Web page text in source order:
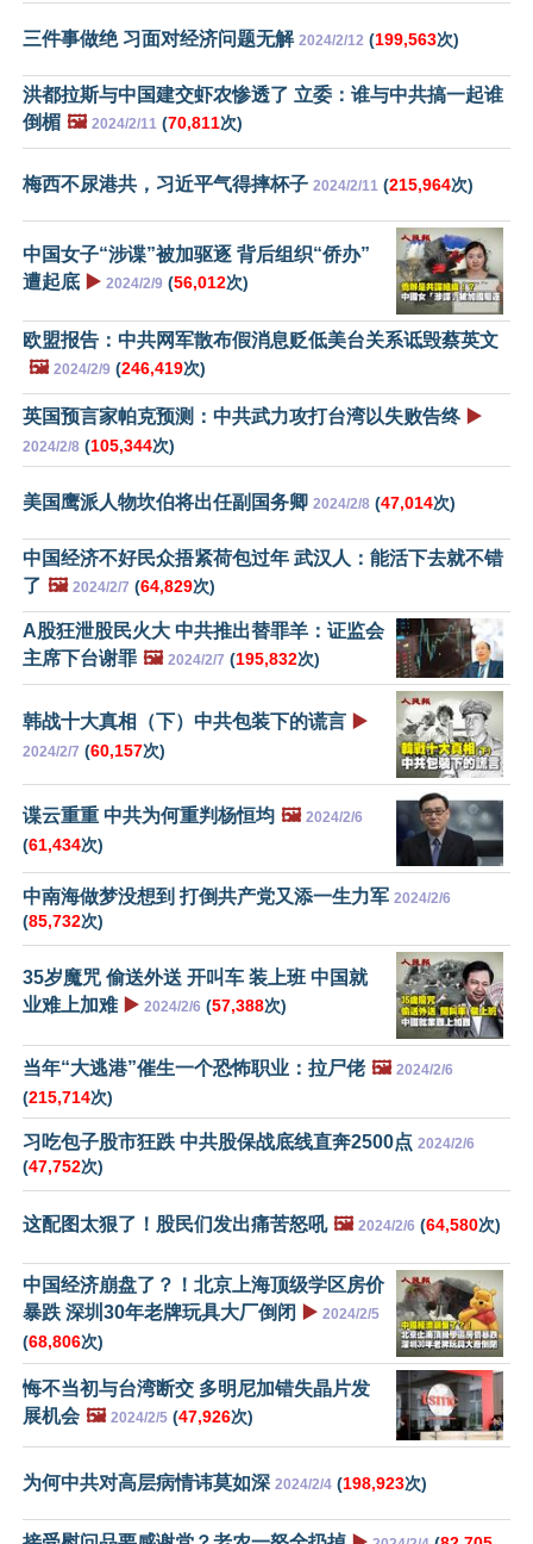
三件事做绝 习面对经济问题无解 2024/2/12 (199,563次)
洪都拉斯与中国建交虾农惨透了 立委：谁与中共搞一起谁
倒楣 🖼️ 2024/2/11 (70,811次)
梅西不尿港共，习近平气得摔杯子 2024/2/11 (215,964次)
中国女子“涉谍”被加驱逐 背后组织“侨办”
遭起底 ▶️ 2024/2/9 (56,012次)
欧盟报告：中共网军散布假消息贬低美台关系诋毁蔡英文
🖼️ 2024/2/9 (246,419次)
英国预言家帕克预测：中共武力攻打台湾以失败告终 ▶️
2024/2/8 (105,344次)
美国鹰派人物坎伯将出任副国务卿 2024/2/8 (47,014次)
中国经济不好民众捂紧荷包过年 武汉人：能活下去就不错
了 🖼️ 2024/2/7 (64,829次)
A股狂泄股民火大 中共推出替罪羊：证监会
主席下台谢罪 🖼️ 2024/2/7 (195,832次)
韩战十大真相（下）中共包装下的谎言 ▶️
2024/2/7 (60,157次)
谍云重重 中共为何重判杨恒均 🖼️ 2024/2/6
(61,434次)
中南海做梦没想到 打倒共产党又添一生力军 2024/2/6
(85,732次)
35岁魔咒 偷送外送 开叫车 装上班 中国就
业难上加难 ▶️ 2024/2/6 (57,388次)
当年“大逃港”催生一个恐怖职业：拉尸佬 🖼️ 2024/2/6
(215,714次)
习吃包子股市狂跌 中共股保战底线直奔2500点 2024/2/6
(47,752次)
这配图太狠了！股民们发出痛苦怒吼 🖼️ 2024/2/6 (64,580次)
中国经济崩盘了？！北京上海顶级学区房价
暴跌 深圳30年老牌玩具大厂倒闭 ▶️ 2024/2/5
(68,806次)
悔不当初与台湾断交 多明尼加错失晶片发
展机会 🖼️ 2024/2/5 (47,926次)
为何中共对高层病情讳莫如深 2024/2/4 (198,923次)